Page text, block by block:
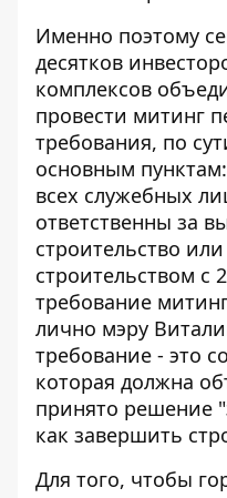
Именно поэтому
десятков
комплексов
провести митинг
требования, по
основным
всех служебных
ответственны за
строительство
строительством с
требование
лично мэру
требование - это
которая должна
принято решение
как завершить
Для того, чтобы